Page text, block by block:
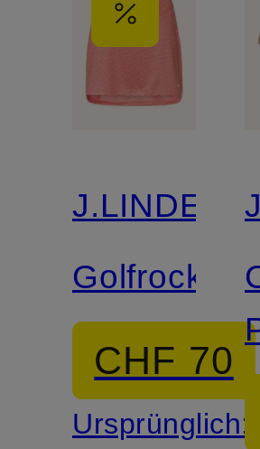
Golfrock
CHF 70
Ursprünglich: